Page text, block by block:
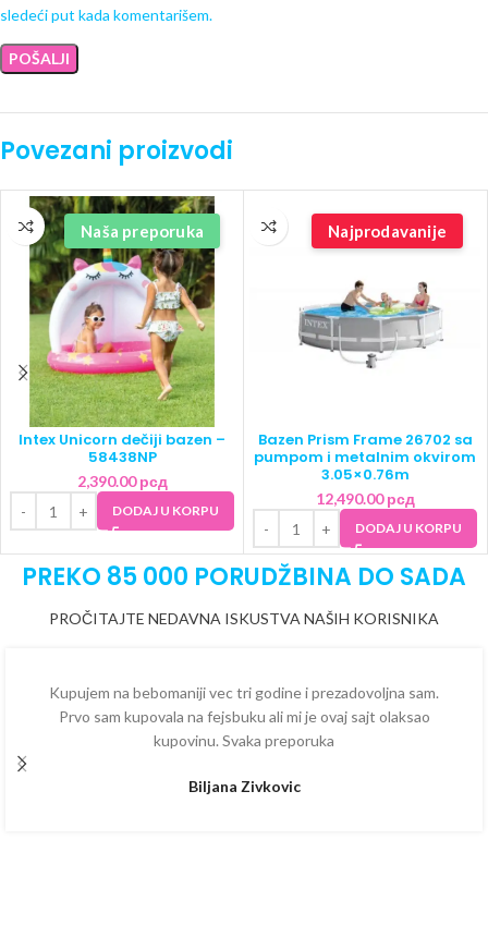
sledeći put kada komentarišem.
Povezani proizvodi
Naša preporuka
Intex Unicorn dečiji bazen –
58438NP
2,390.00рсд
DODAJ U KORPU
Najprodavanije
Bazen Prism Frame 26702 sa
pumpom i metalnim okvirom
3.05×0.76m
12,490.00рсд
DODAJ U KORPU
PREKO 85 000 PORUDŽBINA DO SADA
PROČITAJTE NEDAVNA ISKUSTVA NAŠIH KORISNIKA
Kupujem na bebomaniji vec tri godine i prezadovoljna sam.
Prvo sam kupovala na fejsbuku ali mi je ovaj sajt olaksao
kupovinu. Svaka preporuka
Biljana Zivkovic